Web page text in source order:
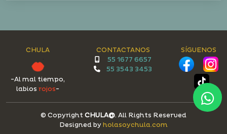
CHULA
-Al mal tiempo,
labiosrojos-
CONTACTANOS
55 1677 6657
55 3543 3453
SÍGUENOS
© CopyrightCHULA@. All Rights Reserved
Designed by holasoychula.com